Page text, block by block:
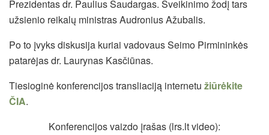
Prezidentas dr. Paulius Saudargas. Sveikinimo žodį tars
užsienio reikalų ministras Audronius Ažubalis.
Po to įvyks diskusija kuriai vadovaus Seimo Pirmininkės
patarėjas dr. Laurynas Kasčiūnas.
Tiesioginė konferencijos transliaciją internetu žiūrėkite
ČIA.
Konferencijos vaizdo įrašas (lrs.lt video):